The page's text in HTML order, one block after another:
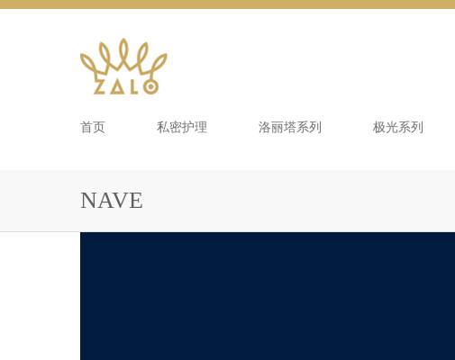
首页 私密护理 洛丽塔系列 极光系列
NAVE